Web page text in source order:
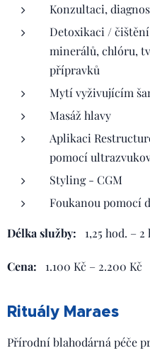
Konzultaci,
Detoxikaci /
minerálů, chlóru,
přípravků
Mytí vyživujícím
Masáž hlavy
Aplikaci
pomocí
Styling - CGM
Foukanou pomocí
Délka služby: 1,25 hod. – 2
Cena: 1.100 Kč – 2.200 Kč
Rituály Maraes
Přírodní blahodárná péče